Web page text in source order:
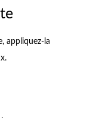
appliquez-la